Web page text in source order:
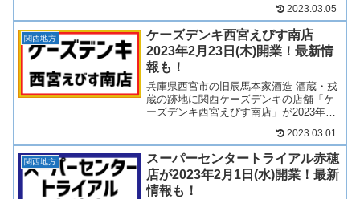
心に複数店舗が出店！そんな、ヤマダス
トアー新青山店についてテナントや求人
情報についていろい...
2023.03.05
関西地方
ケーズデンキ西宮えびす南店
2023年2月23日(木)開業！最新情
報も！
兵庫県西宮市の旧辰馬本家酒造 酒蔵・戎
蔵の跡地に関西ケーズデンキの店舗「ケ
ーズデンキ西宮えびす南店」が2023年2
中型店舗となります！そんな、ケーズデ
ンキ西宮えびす南店について、テナント
や開業日につい...
2023.03.01
関西地方
スーパーセンタートライアル赤穂
店が2023年2月1日(水)開業！最新
情報も！